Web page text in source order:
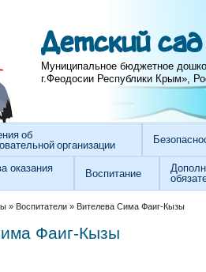
Детский
Муниципальное бюджетное
г.Феодосии Республики Крым»,
об
организации
оказания
Воспитание
» Воспитатели» Вителева Сима Фаиг-Кызы
Фаиг-Кызы